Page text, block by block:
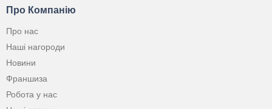
Про Компанію
Про нас
Наші нагороди
Новини
Франшиза
Робота у нас